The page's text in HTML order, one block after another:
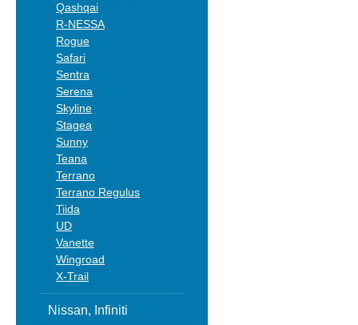
Qashqai
R-NESSA
Rogue
Safari
Sentra
Serena
Skyline
Stagea
Sunny
Teana
Terrano
Terrano Regulus
Tiida
UD
Vanette
Wingroad
X-Trail
Nissan, Infiniti